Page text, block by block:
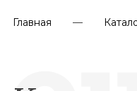
Главная